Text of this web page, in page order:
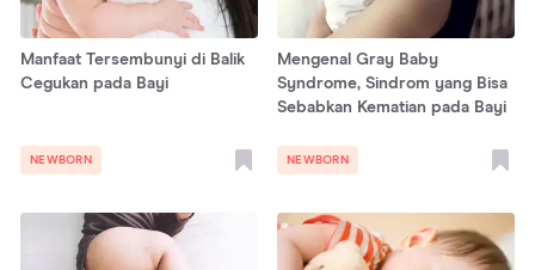
Manfaat Tersembunyi di Balik
Cegukan pada Bayi
NEWBORN
Mengenal Gray Baby
Syndrome, Sindrom yang Bisa
Sebabkan Kematian pada Bayi
NEWBORN